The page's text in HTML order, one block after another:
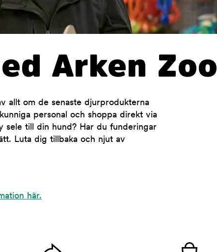
Arken Zoo
allt om de senaste djurprodukterna
personal och shoppa direkt via
sele till din hund? Har du funderingar
Luta dig tillbaka och njut av
här.